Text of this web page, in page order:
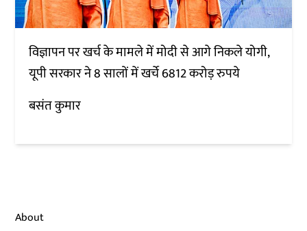
विज्ञापन पर खर्च के मामले में मोदी से आगे निकले योगी,
यूपी सरकार ने 8 सालों में खर्चे 6812 करोड़ रुपये
बसंत कुमार
About